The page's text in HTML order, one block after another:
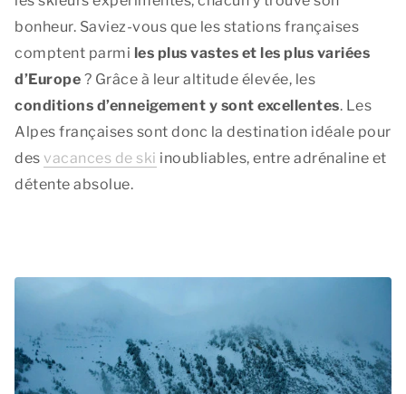
bonheur. Saviez-vous que les stations françaises
comptent parmi les plus vastes et les plus variées
d’Europe ? Grâce à leur altitude élevée, les
conditions d’enneigement y sont excellentes. Les
Alpes françaises sont donc la destination idéale pour
des vacances de ski inoubliables, entre adrénaline et
détente absolue.